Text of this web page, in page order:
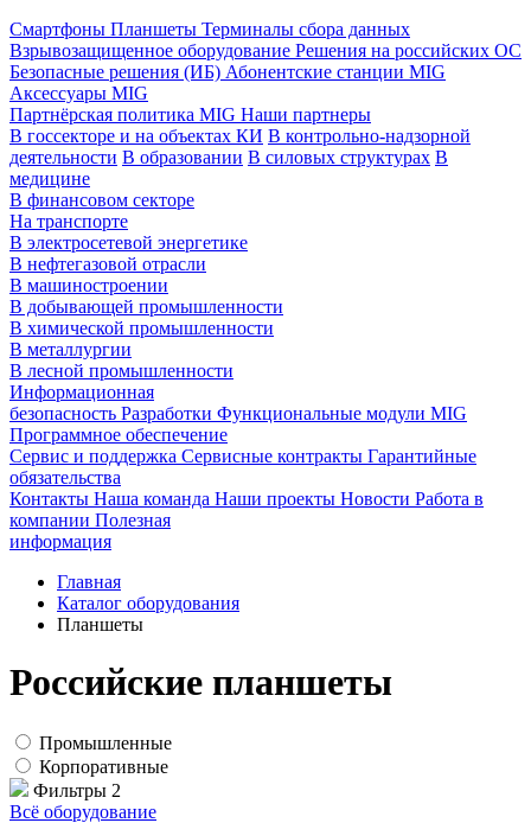
Смартфоны Планшеты Терминалы сбора данных
Взрывозащищенное оборудование Решения на российских ОС
Безопасные решения (ИБ) Абонентские станции MIG
Аксессуары MIG
Партнёрская политика MIG Наши партнеры
В госсекторе и на объектах КИ В контрольно-надзорной
деятельности В образовании В силовых структурах В
медицине
В финансовом секторе
На транспорте
В электросетевой энергетике
В нефтегазовой отрасли
В машиностроении
В добывающей промышленности
В химической промышленности
В металлургии
В лесной промышленности
Информационная
безопасность Разработки Функциональные модули MIG
Программное обеспечение
Сервис и поддержка Сервисные контракты Гарантийные
обязательства
Контакты Наша команда Наши проекты Новости Работа в
компании Полезная
информация
Главная
Каталог оборудования
Планшеты
Российские планшеты
Промышленные
Корпоративные
Фильтры 2
Всё оборудование